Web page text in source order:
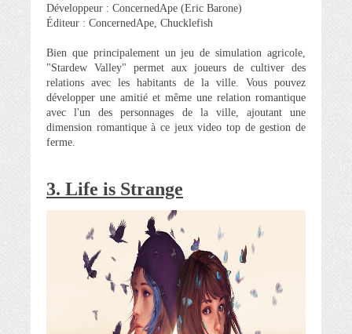
Développeur : ConcernedApe (Eric Barone)
Éditeur : ConcernedApe, Chucklefish
Bien que principalement un jeu de simulation agricole,
"Stardew Valley" permet aux joueurs de cultiver des
relations avec les habitants de la ville. Vous pouvez
développer une amitié et même une relation romantique
avec l'un des personnages de la ville, ajoutant une
dimension romantique à ce jeux video top de gestion de
ferme.
3. Life is Strange